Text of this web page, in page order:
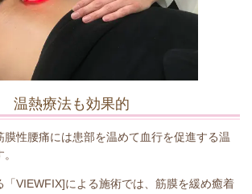
温熱療法も効果的
膜性腰痛には患部を温めて血行を促進する温
「VIEWFIX]による施術では、 筋膜を緩め癒着